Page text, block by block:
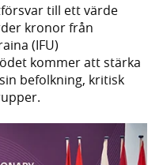
till ett värde
kronor från
(IFU)
kommer att stärka
befolkning, kritisk